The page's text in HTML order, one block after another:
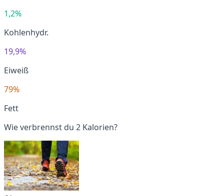
1,2%
Kohlenhydr.
19,9%
Eiweiß
79%
Fett
Wie verbrennst du 2 Kalorien?